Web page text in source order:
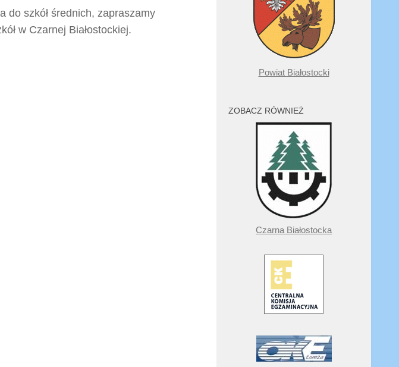
do szkół średnich, zapraszamy
w Czarnej Białostockiej.
Powiat Białostocki
ZOBACZ RÓWNIEŻ
Czarna Białostocka